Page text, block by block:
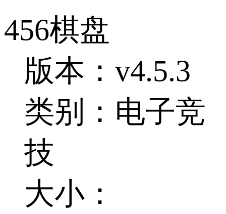
456棋盘
版本：v4.5.3
类别：电子竞
技
大小：